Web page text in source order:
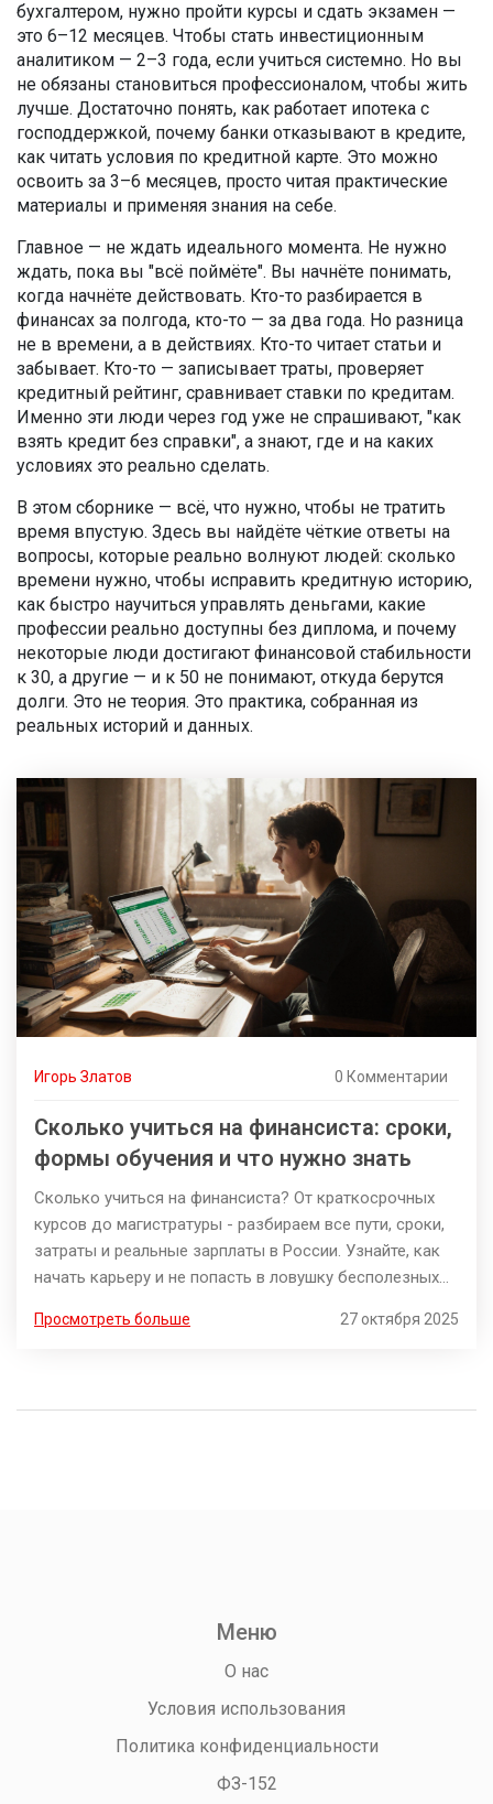
бухгалтером, нужно пройти курсы и сдать экзамен —
это 6–12 месяцев. Чтобы стать инвестиционным
аналитиком — 2–3 года, если учиться системно. Но вы
не обязаны становиться профессионалом, чтобы жить
лучше. Достаточно понять, как работает ипотека с
господдержкой, почему банки отказывают в кредите,
как читать условия по кредитной карте. Это можно
освоить за 3–6 месяцев, просто читая практические
материалы и применяя знания на себе.
Главное — не ждать идеального момента. Не нужно
ждать, пока вы "всё поймёте". Вы начнёте понимать,
когда начнёте действовать. Кто-то разбирается в
финансах за полгода, кто-то — за два года. Но разница
не в времени, а в действиях. Кто-то читает статьи и
забывает. Кто-то — записывает траты, проверяет
кредитный рейтинг, сравнивает ставки по кредитам.
Именно эти люди через год уже не спрашивают, "как
взять кредит без справки", а знают, где и на каких
условиях это реально сделать.
В этом сборнике — всё, что нужно, чтобы не тратить
время впустую. Здесь вы найдёте чёткие ответы на
вопросы, которые реально волнуют людей: сколько
времени нужно, чтобы исправить кредитную историю,
как быстро научиться управлять деньгами, какие
профессии реально доступны без диплома, и почему
некоторые люди достигают финансовой стабильности
к 30, а другие — и к 50 не понимают, откуда берутся
долги. Это не теория. Это практика, собранная из
реальных историй и данных.
Игорь Златов 0 Комментарии
Сколько учиться на финансиста: сроки,
формы обучения и что нужно знать
Сколько учиться на финансиста? От краткосрочных
курсов до магистратуры - разбираем все пути, сроки,
затраты и реальные зарплаты в России. Узнайте, как
начать карьеру и не попасть в ловушку бесполезных
Просмотреть больше 27 октября 2025
Меню
О нас
Условия использования
Политика конфиденциальности
ФЗ-152